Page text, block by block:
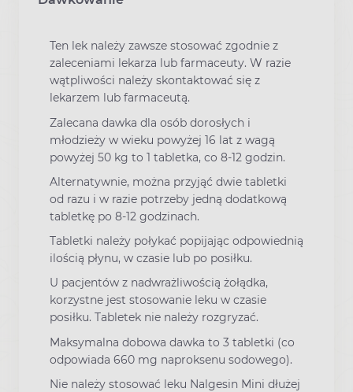
Ten lek należy zawsze stosować zgodnie z
zaleceniami lekarza lub farmaceuty. W razie
wątpliwości należy skontaktować się z
lekarzem lub farmaceutą.
Zalecana dawka dla osób dorosłych i
młodzieży w wieku powyżej 16 lat z wagą
powyżej 50 kg to 1 tabletka, co 8-12 godzin.
Alternatywnie, można przyjąć dwie tabletki
od razu i w razie potrzeby jedną dodatkową
tabletkę po 8-12 godzinach.
Tabletki należy połykać popijając odpowiednią
ilością płynu, w czasie lub po posiłku.
U pacjentów z nadwrażliwością żołądka,
korzystne jest stosowanie leku w czasie
posiłku. Tabletek nie należy rozgryzać.
Maksymalna dobowa dawka to 3 tabletki (co
odpowiada 660 mg naproksenu sodowego).
Nie należy stosować leku Nalgesin Mini dłużej